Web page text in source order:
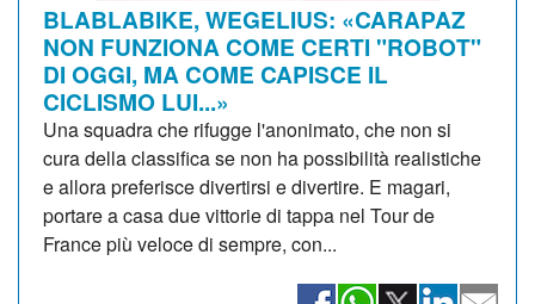
BLABLABIKE, WEGELIUS: «CARAPAZ
NON FUNZIONA COME CERTI "ROBOT"
DI OGGI, MA COME CAPISCE IL
CICLISMO LUI...»
Una squadra che rifugge l'anonimato, che non si
cura della classifica se non ha possibilità realistiche
e allora preferisce divertirsi e divertire. E magari,
portare a casa due vittorie di tappa nel Tour de
France più veloce di sempre, con...